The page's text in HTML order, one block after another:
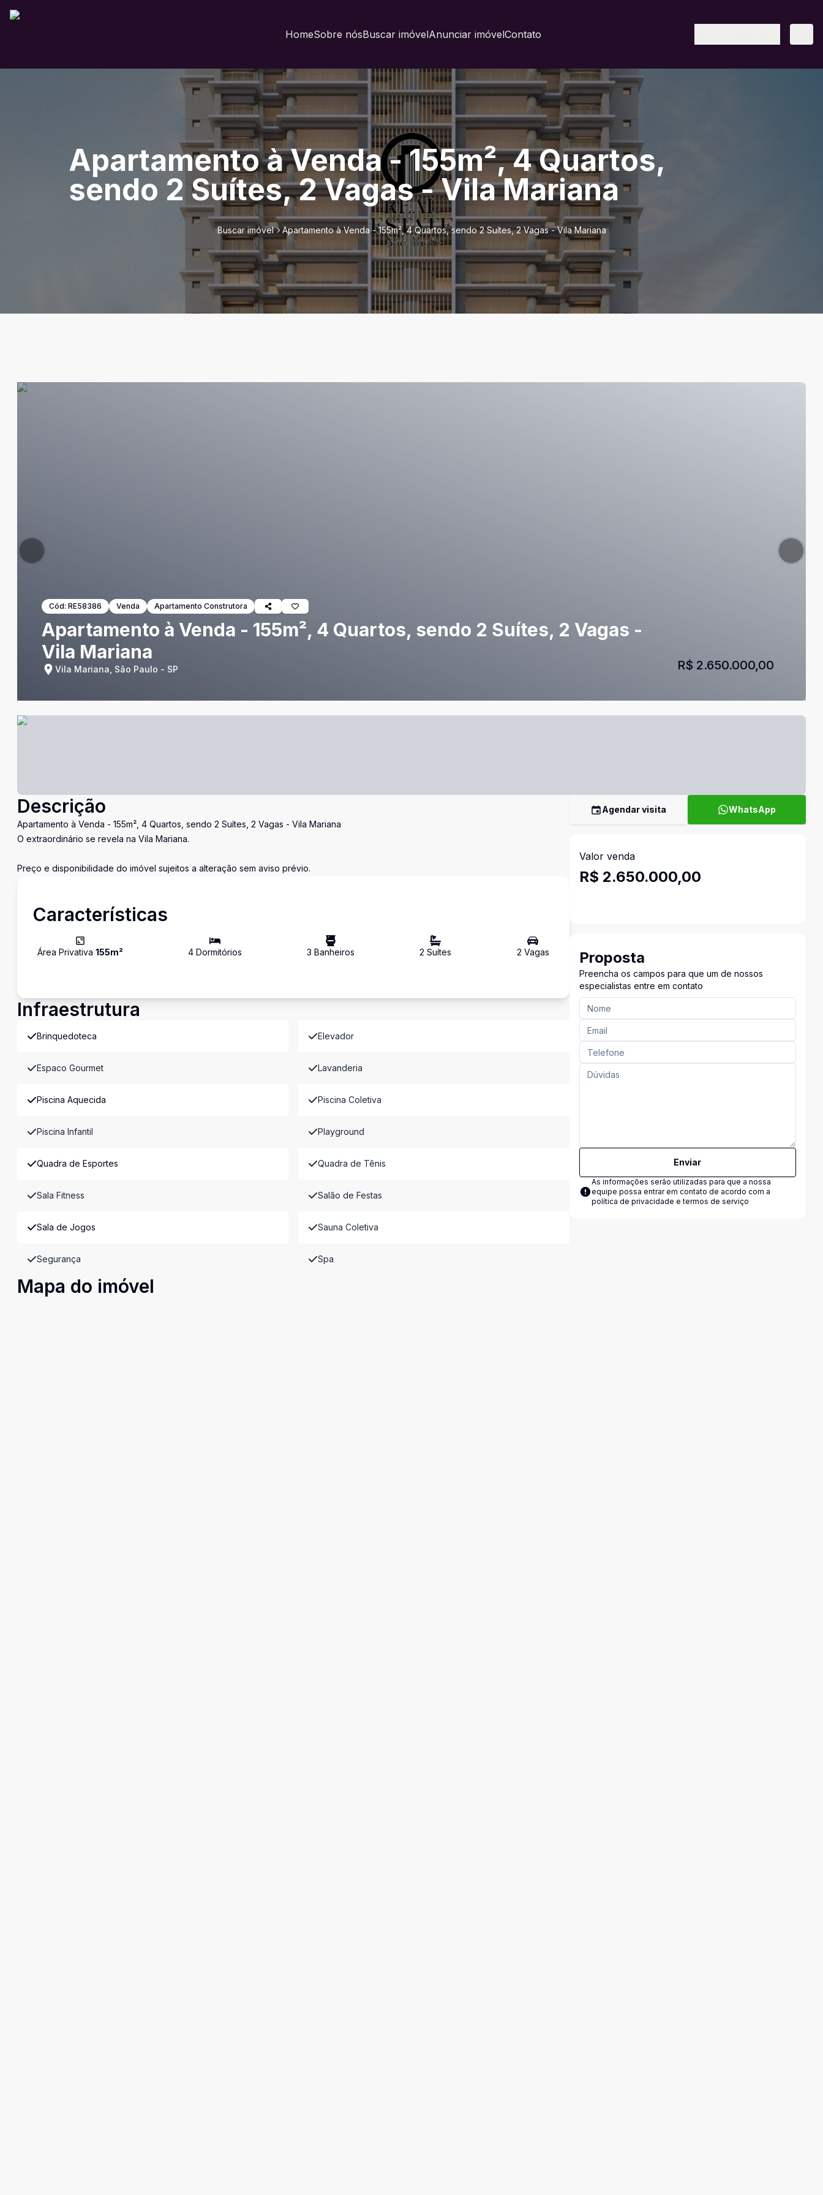
HomeSobre nósBuscar imóvelAnunciar imóvelContato
Apartamento à Venda - 155m², 4 Quartos,
sendo 2 Suítes, 2 Vagas - Vila Mariana
Buscar imóvel Apartamento à Venda - 155m², 4 Quartos, sendo 2 Suítes, 2 Vagas - Vila Mariana
Cód: RE58386 Venda Apartamento Construtora
Apartamento à Venda - 155m², 4 Quartos, sendo 2 Suítes, 2 Vagas -
Vila Mariana
Vila Mariana, São Paulo - SP R$ 2.650.000,00
Descrição
Apartamento à Venda - 155m², 4 Quartos, sendo 2 Suítes, 2 Vagas - Vila Mariana
O extraordinário se revela na Vila Mariana.
Preço e disponibilidade do imóvel sujeitos a alteração sem aviso prévio.
Características
Área Privativa 155m² 4 Dormitórios 3 Banheiros 2 Suítes 2 Vagas
Infraestrutura
Brinquedoteca Elevador
Espaco Gourmet Lavanderia
Piscina Aquecida Piscina Coletiva
Piscina Infantil Playground
Quadra de Esportes Quadra de Tênis
Sala Fitness Salão de Festas
Sala de Jogos Sauna Coletiva
Segurança Spa
Mapa do imóvel
Agendar visita WhatsApp
Valor venda
R$ 2.650.000,00
Proposta
Preencha os campos para que um de nossos
especialistas entre em contato
Enviar
As informações serão utilizadas para que a nossa
equipe possa entrar em contato de acordo com a
política de privacidade e termos de serviço